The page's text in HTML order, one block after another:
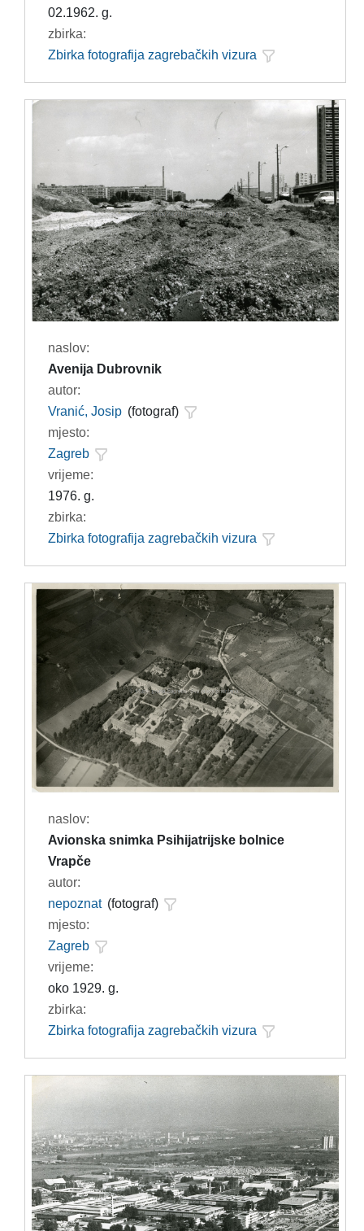
02.1962. g.
zbirka:
Zbirka fotografija zagrebačkih vizura
naslov:
Avenija Dubrovnik
autor:
Vranić, Josip (fotograf)
mjesto:
Zagreb
vrijeme:
1976. g.
zbirka:
Zbirka fotografija zagrebačkih vizura
naslov:
Avionska snimka Psihijatrijske bolnice
Vrapče
autor:
nepoznat (fotograf)
mjesto:
Zagreb
vrijeme:
oko 1929. g.
zbirka:
Zbirka fotografija zagrebačkih vizura